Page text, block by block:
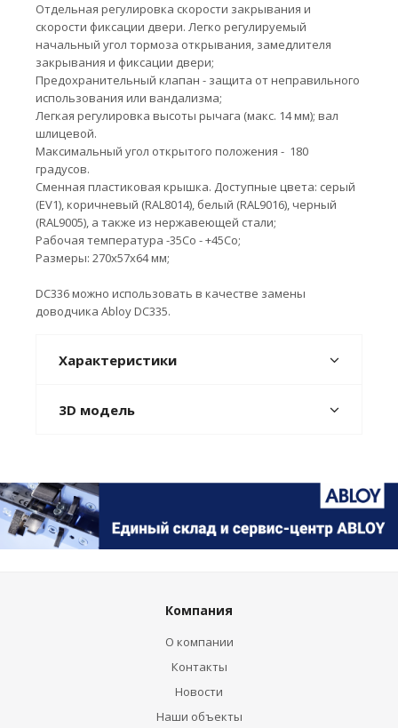
Отдельная регулировка скорости закрывания и
скорости фиксации двери. Легко регулируемый
начальный угол тормоза открывания, замедлителя
закрывания и фиксации двери;
Предохранительный клапан - защита от неправильного
использования или вандализма;
Легкая регулировка высоты рычага (макс. 14 мм); вал
шлицевой.
Максимальный угол открытого положения - 180
градусов.
Сменная пластиковая крышка. Доступные цвета: серый
(EV1), коричневый (RAL8014), белый (RAL9016), черный
(RAL9005), а также из нержавеющей стали;
Рабочая температура -35Co - +45Co;
Размеры: 270х57х64 мм;
DC336 можно использовать в качестве замены
доводчика Abloy DC335.
Характеристики
3D модель
Компания
О компании
Контакты
Новости
Наши объекты